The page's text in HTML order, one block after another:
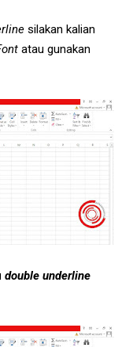
silakan kalian
atau gunakan
double underline